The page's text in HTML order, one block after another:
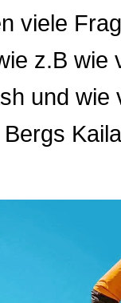
viele
z.B wie
und wie